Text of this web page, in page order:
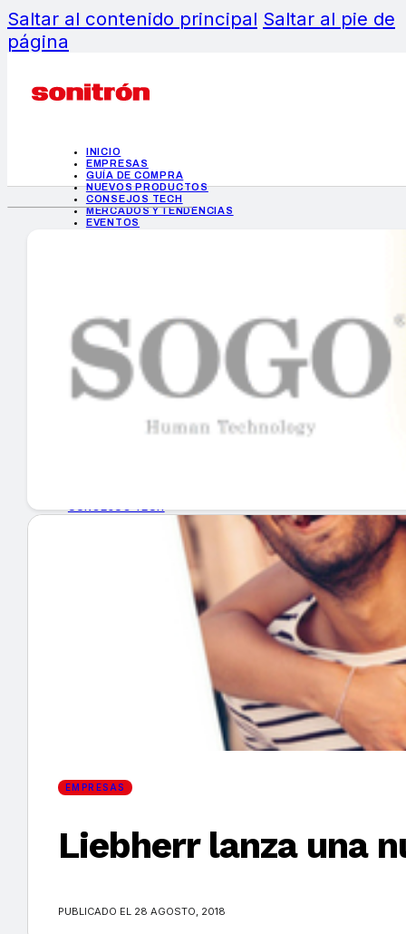
Saltar al contenido principal Saltar al pie de
página
INICIO
EMPRESAS
GUÍA DE COMPRA
NUEVOS PRODUCTOS
CONSEJOS TECH
MERCADOS Y TENDENCIAS
EVENTOS
INICIO
EMPRESAS
GUÍA DE COMPRA
MERCADOS Y TENDENCIAS
Encuentra tu noticia
EMPRESAS
Liebherr lanza una
PUBLICADO EL 28 AGOSTO, 2018